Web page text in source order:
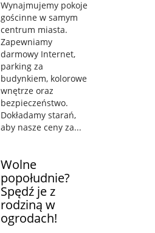
Wynajmujemy pokoje
gościnne w samym
centrum miasta.
Zapewniamy
darmowy Internet,
parking za
budynkiem, kolorowe
wnętrze oraz
bezpieczeństwo.
Dokładamy starań,
aby nasze ceny za...
Wolne
popołudnie?
Spędź je z
rodziną w
ogrodach!